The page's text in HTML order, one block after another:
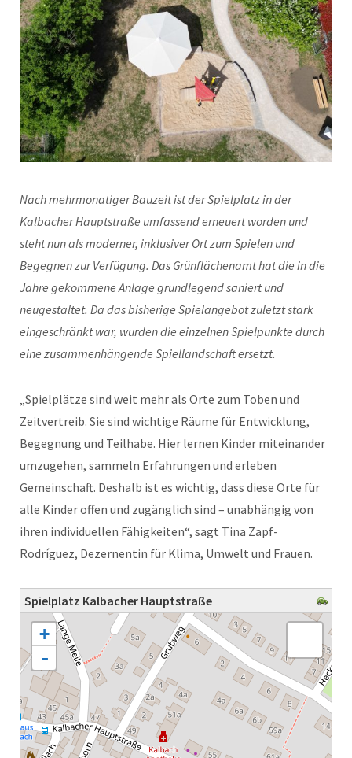
Nach mehrmonatiger Bauzeit ist der Spielplatz in der
Kalbacher Hauptstraße umfassend erneuert worden und
steht nun als moderner, inklusiver Ort zum Spielen und
Begegnen zur Verfügung. Das Grünflächenamt hat die in die
Jahre gekommene Anlage grundlegend saniert und
neugestaltet. Da das bisherige Spielangebot zuletzt stark
eingeschränkt war, wurden die einzelnen Spielpunkte durch
eine zusammenhängende Spiellandschaft ersetzt.
„Spielplätze sind weit mehr als Orte zum Toben und
Zeitvertreib. Sie sind wichtige Räume für Entwicklung,
Begegnung und Teilhabe. Hier lernen Kinder miteinander
umzugehen, sammeln Erfahrungen und erleben
Gemeinschaft. Deshalb ist es wichtig, dass diese Orte für
alle Kinder offen und zugänglich sind – unabhängig von
ihren individuellen Fähigkeiten“, sagt Tina Zapf-
Rodríguez, Dezernentin für Klima, Umwelt und Frauen.
Spielplatz Kalbacher Hauptstraße
Karte wird geladen - bitte warten...
+
-